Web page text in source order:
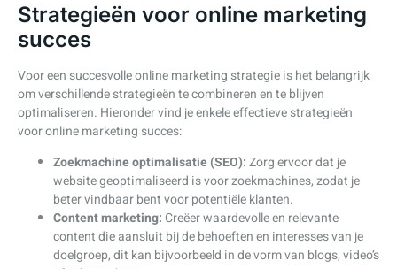
Strategieën voor online marketing
succes
Voor een succesvolle online marketing strategie is het belangrijk
om verschillende strategieën te combineren en te blijven
optimaliseren. Hieronder vind je enkele effectieve strategieën
voor online marketing succes:
Zoekmachine optimalisatie (SEO):Zorg ervoor dat je
website geoptimaliseerd is voor zoekmachines, zodat je
beter vindbaar bent voor potentiële klanten.
Content marketing: Creëer waardevolle en relevante
content die aansluit bij de behoeften en interesses van je
doelgroep, dit kan bijvoorbeeld in de vorm van blogs, video’s